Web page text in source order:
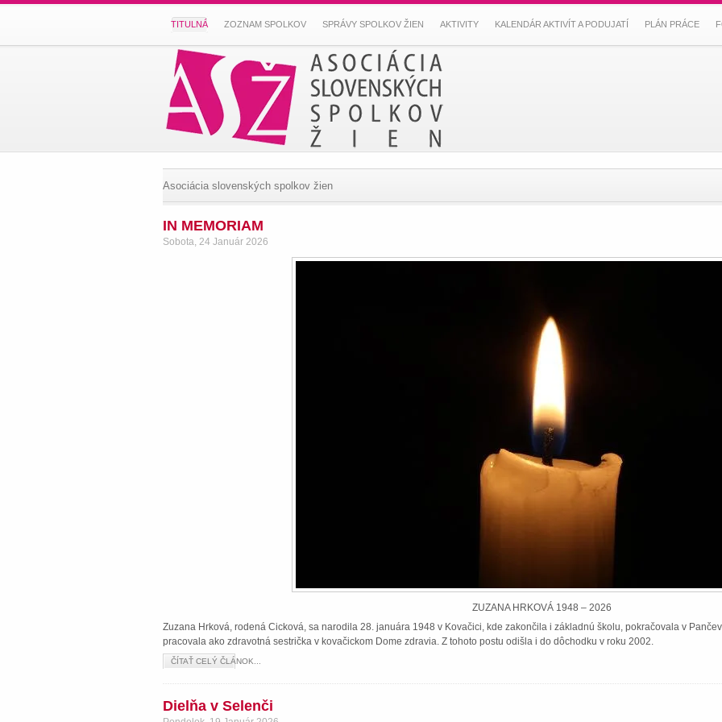
TITULNÁ ZOZNAM SPOLKOV SPRÁVY SPOLKOV ŽIEN AKTIVITY KALENDÁR AKTIVÍT A PODUJATÍ PLÁN PRÁCE
Asociácia slovenských spolkov žien
IN MEMORIAM
Sobota, 24 Január 2026
ZUZANA HRKOVÁ 1948 – 2026
Zuzana Hrková, rodená Cicková, sa narodila 28. januára 1948 v Kovačici, kde zakončila i základnú školu, pokračovala v
pracovala ako zdravotná sestrička v kovačickom Dome zdravia. Z tohoto postu odišla i do dôchodku v roku 2002.
ČÍTAŤ CELÝ ČLÁNOK...
Dielňa v Selenči